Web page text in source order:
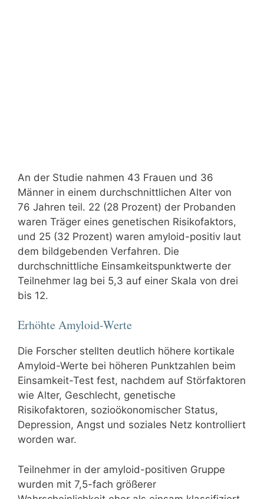
An der Studie nahmen 43 Frauen und 36
Männer in einem durchschnittlichen Alter von
76 Jahren teil. 22 (28 Prozent) der Probanden
waren Träger eines genetischen Risikofaktors,
und 25 (32 Prozent) waren amyloid-positiv laut
dem bildgebenden Verfahren. Die
durchschnittliche Einsamkeitspunktwerte der
Teilnehmer lag bei 5,3 auf einer Skala von drei
bis 12.
Erhöhte Amyloid-Werte
Die Forscher stellten deutlich höhere kortikale
Amyloid-Werte bei höheren Punktzahlen beim
Einsamkeit-Test fest, nachdem auf Störfaktoren
wie Alter, Geschlecht, genetische
Risikofaktoren, sozioökonomischer Status,
Depression, Angst und soziales Netz kontrolliert
worden war.
Teilnehmer in der amyloid-positiven Gruppe
wurden mit 7,5-fach größerer